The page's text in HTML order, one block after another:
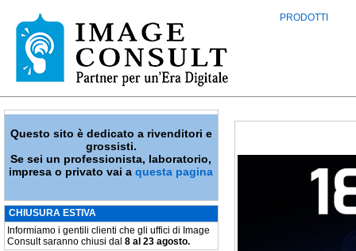
PRODOTTI
Questo sito è dedicato a rivenditori e
grossisti.
Se sei un professionista, laboratorio,
impresa o privato vai aquesta pagina
CHIUSURA ESTIVA
Informiamo i gentili clienti che gli uffici di Image
Consult saranno chiusi dal 8 al 23 agosto.